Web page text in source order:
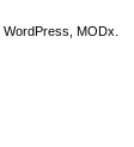
WordPress, MODx.